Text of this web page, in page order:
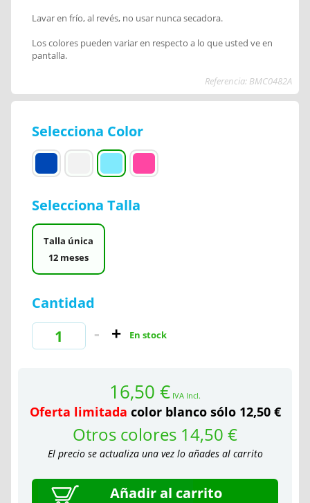
Lavar en frío, al revés, no usar nunca secadora.
Los colores pueden variar en respecto a lo que usted ve en
pantalla.
Referencia: BMC0482A
Selecciona Color
Selecciona Talla
Talla única
12 meses
Cantidad
En stock
16,50 € IVA Incl.
Oferta limitada color blanco sólo 12,50 €
Otros colores 14,50 €
El precio se actualiza una vez lo añades al carrito
Añadir al carrito